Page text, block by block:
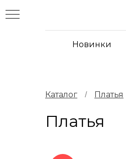
Новинки
Каталог Платья
/
Платья